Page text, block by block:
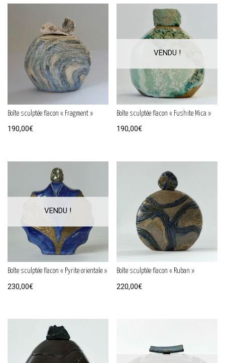
Boîte sculptée flacon « Fragment »
190,00€
Boîte sculptée flacon « Fushite Mica »
190,00€
Boîte sculptée flacon « Pyrite orientale »
230,00€
Boîte sculptée flacon « Ruban »
220,00€